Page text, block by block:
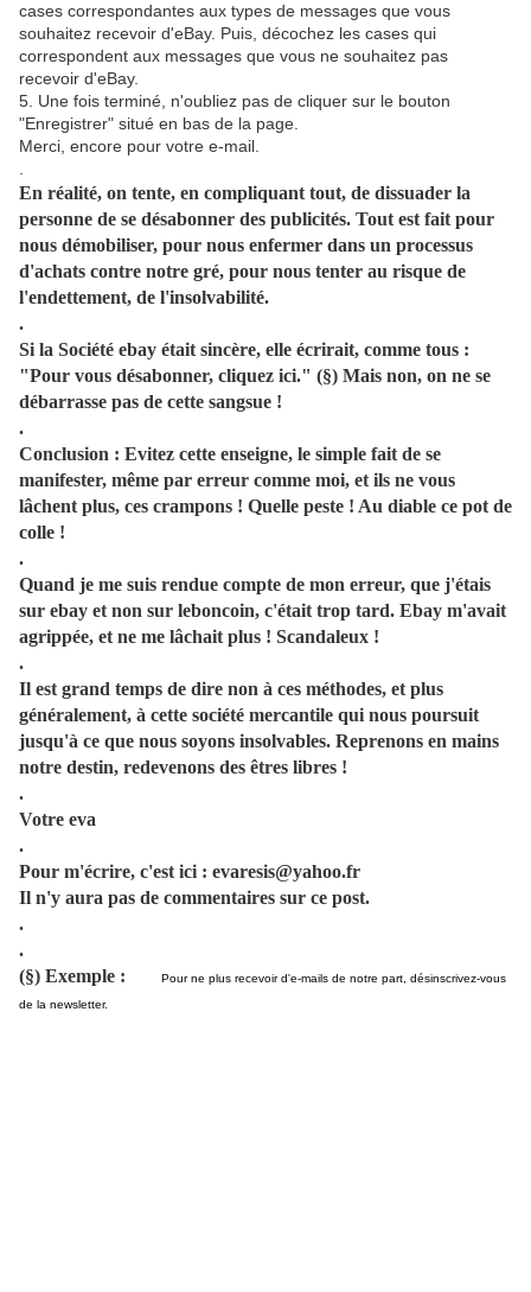
cases correspondantes aux types de messages que vous
souhaitez recevoir d'eBay. Puis, décochez les cases qui
correspondent aux messages que vous ne souhaitez pas
recevoir d'eBay.
5. Une fois terminé, n'oubliez pas de cliquer sur le bouton
"Enregistrer" situé en bas de la page.
Merci, encore pour votre e-mail.
En réalité, on tente, en compliquant tout, de dissuader la
personne de se désabonner des publicités. Tout est fait pour
nous démobiliser, pour nous enfermer dans un processus
d'achats contre notre gré, pour nous tenter au risque de
l'endettement, de l'insolvabilité.
.
Si la Société ebay était sincère, elle écrirait, comme tous :
"Pour vous désabonner, cliquez ici." (§) Mais non, on ne se
débarrasse pas de cette sangsue !
.
Conclusion : Evitez cette enseigne, le simple fait de se
manifester, même par erreur comme moi, et ils ne vous
lâchent plus, ces crampons ! Quelle peste ! Au diable ce pot de
colle !
.
Quand je me suis rendue compte de mon erreur, que j'étais
sur ebay et non sur leboncoin, c'était trop tard. Ebay m'avait
agrippée, et ne me lâchait plus ! Scandaleux !
.
Il est grand temps de dire non à ces méthodes, et plus
généralement, à cette société mercantile qui nous poursuit
jusqu'à ce que nous soyons insolvables. Reprenons en mains
notre destin, redevenons des êtres libres !
.
Votre eva
.
Pour m'écrire, c'est ici : evaresis@yahoo.fr
Il n'y aura pas de commentaires sur ce post.
.
.
(§) Exemple :
Pour ne plus recevoir d'e-mails de notre part, désinscrivez-vous
de la newsletter.